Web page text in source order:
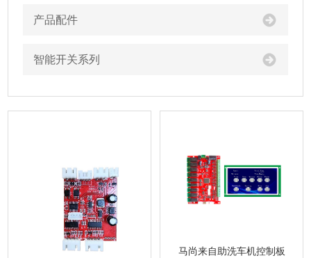
产品配件
智能开关系列
马尚来自助洗车机控制板